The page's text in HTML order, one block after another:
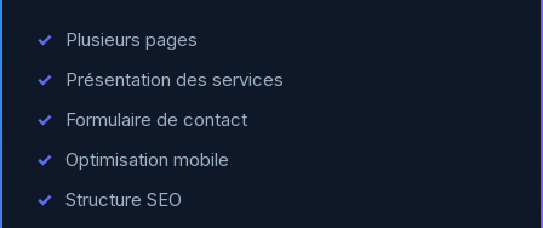
Plusieurs pages
Présentation des services
Formulaire de contact
Optimisation mobile
Structure SEO